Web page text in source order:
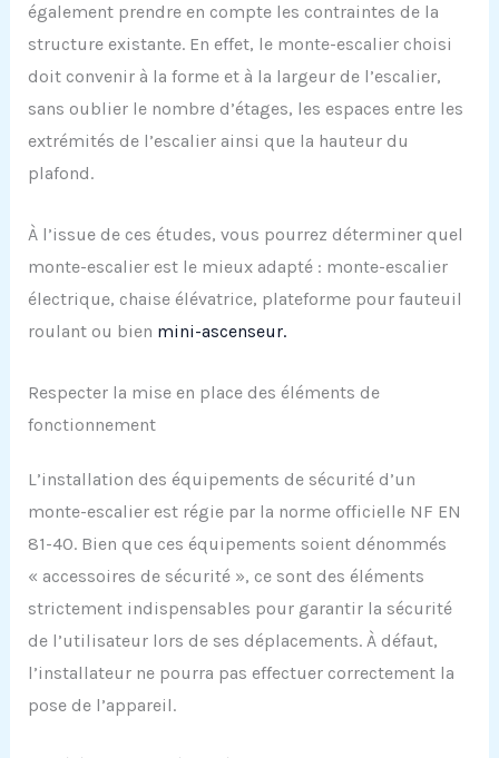
également prendre en compte les contraintes de la
structure existante. En effet, le monte-escalier choisi
doit convenir à la forme et à la largeur de l’escalier,
sans oublier le nombre d’étages, les espaces entre les
extrémités de l’escalier ainsi que la hauteur du
plafond.
À l’issue de ces études, vous pourrez déterminer quel
monte-escalier est le mieux adapté : monte-escalier
électrique, chaise élévatrice, plateforme pour fauteuil
roulant ou bien mini-ascenseur.
Respecter la mise en place des éléments de
fonctionnement
L’installation des équipements de sécurité d’un
monte-escalier est régie par la norme officielle NF EN
81-40. Bien que ces équipements soient dénommés
« accessoires de sécurité », ce sont des éléments
strictement indispensables pour garantir la sécurité
de l’utilisateur lors de ses déplacements. À défaut,
l’installateur ne pourra pas effectuer correctement la
pose de l’appareil.